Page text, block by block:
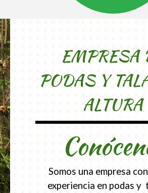
EMPRESA
PODAS Y
ALTURA
Somos una empresa
experiencia en podas y